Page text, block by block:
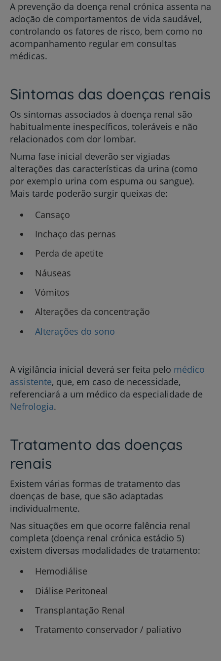
A prevenção da doença renal crónica assenta na
adoção de comportamentos de vida saudável,
controlando os fatores de risco, bem como no
acompanhamento regular em consultas
médicas.
Sintomas das doenças renais
Os sintomas associados à doença renal são
habitualmente inespecíficos, toleráveis e não
relacionados com dor lombar.
Numa fase inicial deverão ser vigiadas
alterações das características da urina (como
por exemplo urina com espuma ou sangue).
Mais tarde poderão surgir queixas de:
Cansaço
Inchaço das pernas
Perda de apetite
Náuseas
Vómitos
Alterações da concentração
Alterações do sono
A vigilância inicial deverá ser feita pelo médico
assistente, que, em caso de necessidade,
referenciará a um médico da especialidade de
Nefrologia.
Tratamento das doenças
renais
Existem várias formas de tratamento das
doenças de base, que são adaptadas
individualmente.
Nas situações em que ocorre falência renal
completa (doença renal crónica estádio 5)
existem diversas modalidades de tratamento:
Hemodiálise
Diálise Peritoneal
Transplantação Renal
Tratamento conservador / paliativo